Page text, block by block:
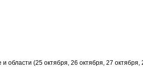
области (25 октября, 26 октября, 27